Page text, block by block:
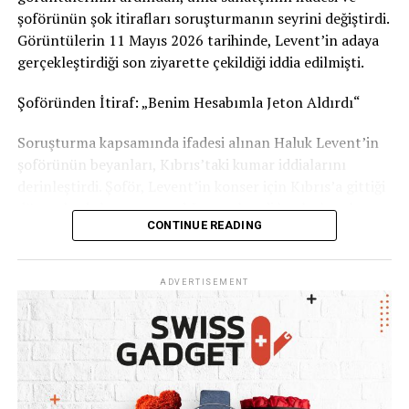
Görüşlerinizi yorumlarda paylaşabilirsiniz.
Kaynak: İsviçre Devlet Televizyonu RSI
şoförünün şok itirafları soruşturmanın seyrini değiştirdi.
Görüntülerin 11 Mayıs 2026 tarihinde, Levent’in adaya
gerçekleştirdiği son ziyarette çekildiği iddia edilmişti.
Şoföründen İtiraf: „Benim Hesabımla Jeton Aldırdı“
Soruşturma kapsamında ifadesi alınan Haluk Levent’in
şoförünün beyanları, Kıbrıs’taki kumar iddialarını
dönemlerde kumar oynadığını ve kendi banka hesabını
kullanarak ünlü sanatçıya 1 ila 2 milyon TL civarında
şüphelenmesine rağmen işini kaybetme korkusuyla ses
çıkaramadığını belirten şoför, tüm WhatsApp
yazışmalarını delil olarak sakladığını ifade etti.
Haluk Levent: „Kötü Bir Zaafım Var, Ama Ahbap
Parasına Dokunmadım“
CONTINUE READING
ADVERTISEMENT